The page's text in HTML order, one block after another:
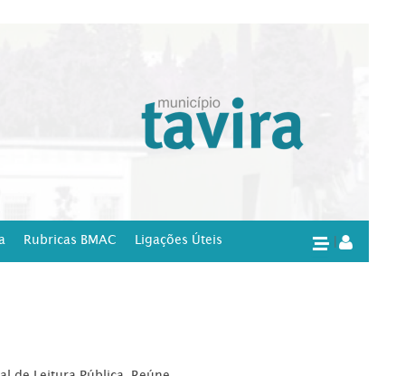
Rubricas BMAC Ligações Úteis